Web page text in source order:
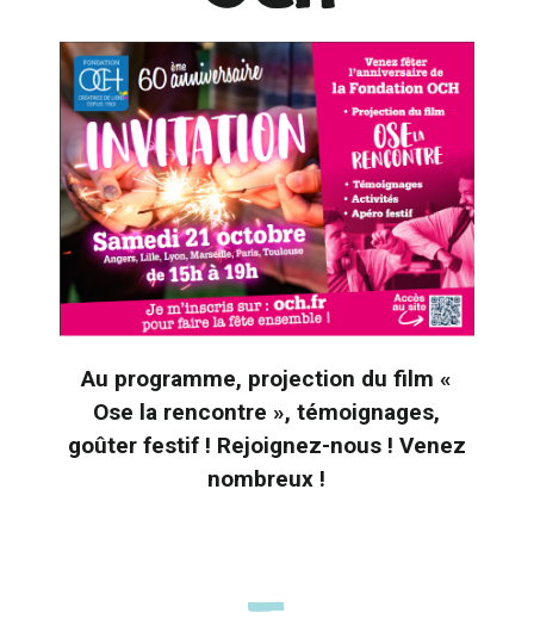
Au programme, projection du film «
Ose la rencontre », témoignages,
goûter festif ! Rejoignez-nous ! Venez
nombreux !